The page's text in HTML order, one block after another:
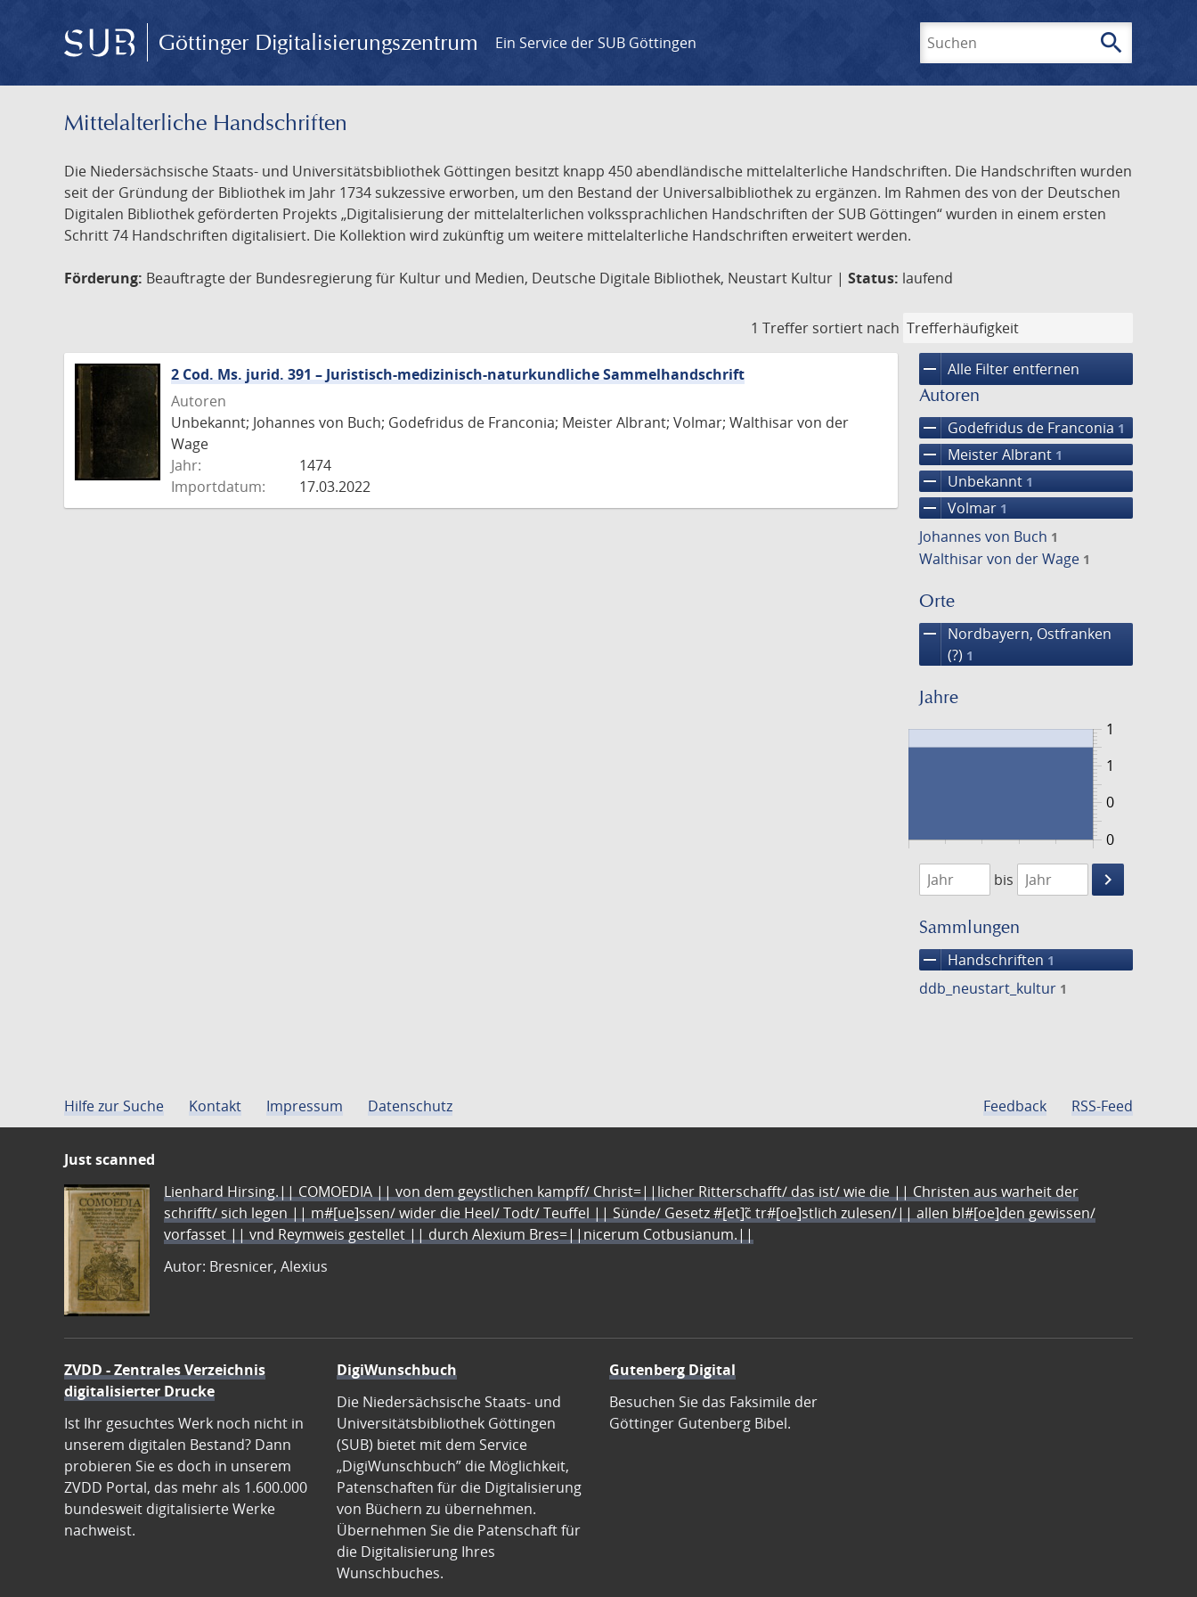
Göttinger Digitalisierungszentrum Ein Service der SUB Göttingen search
Mittelalterliche Handschriften
Die Niedersächsische Staats- und Universitätsbibliothek Göttingen besitzt knapp 450 abendländische mittelalterliche Handschriften. Die Handschriften wurden
seit der Gründung der Bibliothek im Jahr 1734 sukzessive erworben, um den Bestand der Universalbibliothek zu ergänzen. Im Rahmen des von der Deutschen
Digitalen Bibliothek geförderten Projekts „Digitalisierung der mittelalterlichen volkssprachlichen Handschriften der SUB Göttingen“ wurden in einem ersten
Schritt 74 Handschriften digitalisiert. Die Kollektion wird zukünftig um weitere mittelalterliche Handschriften erweitert werden.
Förderung: Beauftragte der Bundesregierung für Kultur und Medien, Deutsche Digitale Bibliothek, Neustart Kultur | Status: laufend
1 Treffer sortiert nach
remove Alle Filter entfernen
Autoren
remove Godefridus de Franconia 1
remove Meister Albrant 1
remove Unbekannt 1
remove Volmar 1
Johannes von Buch 1
Walthisar von der Wage 1
Orte
remove
Nordbayern, Ostfranken
(?) 1
Jahre
0
1
0
1
1474
1475
bis
keyboard_arrow_right
Suche
Sammlungen
remove Handschriften 1
ddb_neustart_kultur 1
2 Cod. Ms. jurid. 391 – Juristisch-medizinisch-naturkundliche Sammelhandschrift
Autoren
Unbekannt; Johannes von Buch; Godefridus de Franconia; Meister Albrant; Volmar; Walthisar von der
Wage
Jahr:
1474
Importdatum:
17.03.2022
Hilfe zur Suche Kontakt Impressum Datenschutz Feedback RSS-Feed
Just scanned
Lienhard Hirsing.|| COMOEDIA || von dem geystlichen kampff/ Christ=||licher Ritterschafft/ das ist/ wie die || Christen aus warheit der
schrifft/ sich legen || m#[ue]ssen/ wider die Heel/ Todt/ Teuffel || Sünde/ Gesetz #[et]c̃ tr#[oe]stlich zulesen/|| allen bl#[oe]den gewissen/
vorfasset || vnd Reymweis gestellet || durch Alexium Bres=||nicerum Cotbusianum.||
Autor: Bresnicer, Alexius
ZVDD - Zentrales Verzeichnis
digitalisierter Drucke
Ist Ihr gesuchtes Werk noch nicht in
unserem digitalen Bestand? Dann
probieren Sie es doch in unserem
ZVDD Portal, das mehr als 1.600.000
bundesweit digitalisierte Werke
nachweist.
DigiWunschbuch
Die Niedersächsische Staats- und
Universitätsbibliothek Göttingen
(SUB) bietet mit dem Service
„DigiWunschbuch” die Möglichkeit,
Patenschaften für die Digitalisierung
von Büchern zu übernehmen.
Übernehmen Sie die Patenschaft für
die Digitalisierung Ihres
Wunschbuches.
Gutenberg Digital
Besuchen Sie das Faksimile der
Göttinger Gutenberg Bibel.